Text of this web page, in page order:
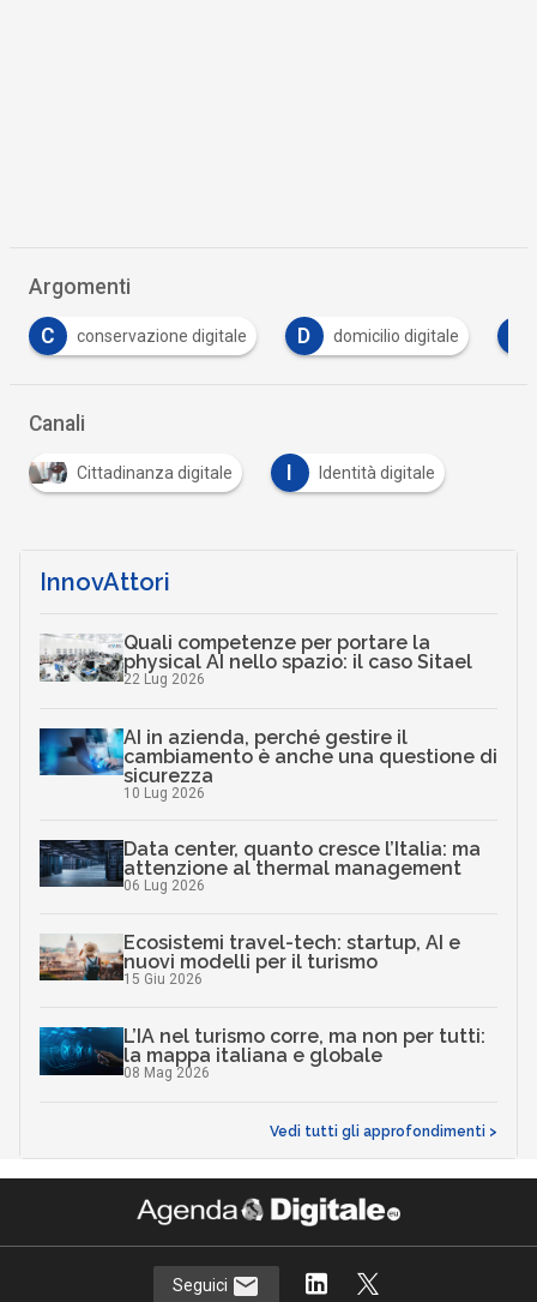
Argomenti
D domicilio digitale E eidas F formazione
Canali
Cittadinanza digitale Identità digitale
InnovAttori
Quali competenze per portare la
physical AI nello spazio: il caso Sitael
22 Lug 2026
AI in azienda, perché gestire il
cambiamento è anche una questione di
sicurezza
10 Lug 2026
Data center, quanto cresce l’Italia: ma
attenzione al thermal management
06 Lug 2026
Ecosistemi travel-tech: startup, AI e
nuovi modelli per il turismo
15 Giu 2026
L’IA nel turismo corre, ma non per tutti:
la mappa italiana e globale
08 Mag 2026
Vedi tutti gli approfondimenti >
Seguici